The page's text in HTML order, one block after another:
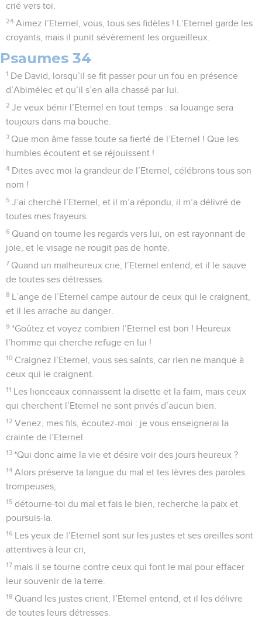
crié vers toi.
24 Aimez l’Eternel, vous, tous ses fidèles ! L’Eternel garde les
croyants, mais il punit sévèrement les orgueilleux.
Psaumes 34
1 De David, lorsqu’il se fit passer pour un fou en présence
d’Abimélec et qu’il s’en alla chassé par lui.
2 Je veux bénir l’Eternel en tout temps : sa louange sera
toujours dans ma bouche.
3 Que mon âme fasse toute sa fierté de l’Eternel ! Que les
humbles écoutent et se réjouissent !
4 Dites avec moi la grandeur de l’Eternel, célébrons tous son
nom !
5 J’ai cherché l’Eternel, et il m’a répondu, il m’a délivré de
toutes mes frayeurs.
6 Quand on tourne les regards vers lui, on est rayonnant de
joie, et le visage ne rougit pas de honte.
7 Quand un malheureux crie, l’Eternel entend, et il le sauve
de toutes ses détresses.
8 L’ange de l’Eternel campe autour de ceux qui le craignent,
et il les arrache au danger.
9 *Goûtez et voyez combien l’Eternel est bon ! Heureux
l’homme qui cherche refuge en lui !
10 Craignez l’Eternel, vous ses saints, car rien ne manque à
ceux qui le craignent.
11 Les lionceaux connaissent la disette et la faim, mais ceux
qui cherchent l’Eternel ne sont privés d’aucun bien.
12 Venez, mes fils, écoutez-moi : je vous enseignerai la
crainte de l’Eternel.
13 *Qui donc aime la vie et désire voir des jours heureux ?
14 Alors préserve ta langue du mal et tes lèvres des paroles
trompeuses,
15 détourne-toi du mal et fais le bien, recherche la paix et
poursuis-la.
16 Les yeux de l’Eternel sont sur les justes et ses oreilles sont
attentives à leur cri,
17 mais il se tourne contre ceux qui font le mal pour effacer
leur souvenir de la terre.
18 Quand les justes crient, l’Eternel entend, et il les délivre
de toutes leurs détresses.